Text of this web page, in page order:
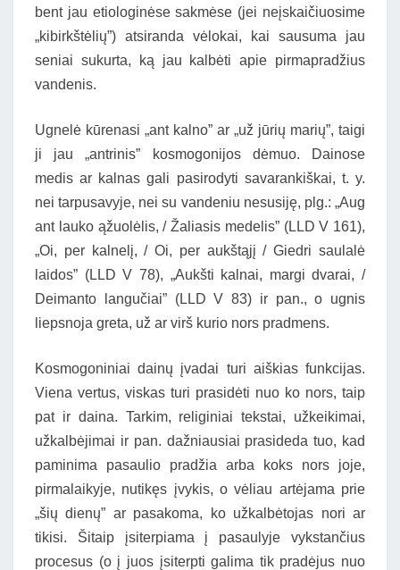
bent jau etiologinėse sakmėse (jei neįskaičiuosime
„kibirkštėlių”) atsiranda vėlokai, kai sausuma jau
seniai sukurta, ką jau kalbėti apie pirmapradžius
vandenis.
Ugnelė kūrenasi „ant kalno” ar „už jūrių marių”, taigi
ji jau „antrinis” kosmogonijos dėmuo. Dainose
medis ar kalnas gali pasirodyti savarankiškai, t. y.
nei tarpusavyje, nei su vandeniu nesusiję, plg.: „Aug
ant lauko ąžuolėlis, / Žaliasis medelis” (LLD V 161),
„Oi, per kalnelį, / Oi, per aukštąjį / Giedri saulalė
laidos” (LLD V 78), „Aukšti kalnai, margi dvarai, /
Deimanto langučiai” (LLD V 83) ir pan., o ugnis
liepsnoja greta, už ar virš kurio nors pradmens.
Kosmogoniniai dainų įvadai turi aiškias funkcijas.
Viena vertus, viskas turi prasidėti nuo ko nors, taip
pat ir daina. Tarkim, religiniai tekstai, užkeikimai,
užkalbėjimai ir pan. dažniausiai prasideda tuo, kad
paminima pasaulio pradžia arba koks nors joje,
pirmalaikyje, nutikęs įvykis, o vėliau artėjama prie
„šių dienų” ar pasakoma, ko užkalbėtojas nori ar
tikisi. Šitaip įsiterpiama į pasaulyje vykstančius
procesus (o į juos įsiterpti galima tik pradėjus nuo